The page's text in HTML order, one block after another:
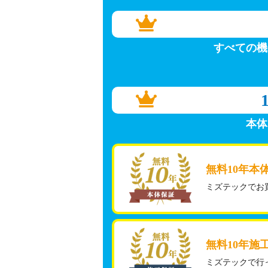
すべての
本
無料10年本
ミズテックで
無料10年施
ミズテックで